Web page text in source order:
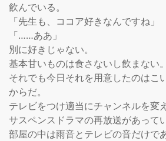
飲んでいる。
「先生も、ココア好きなんですね」
「……ああ」
別に好きじゃない。
基本甘いものは食さないし飲まない。
それでも今日それを用意したのはこ
からだ。
テレビをつけ適当にチャンネルを変え
サスペンスドラマの再放送があって
部屋の中は雨音とテレビの音だけで